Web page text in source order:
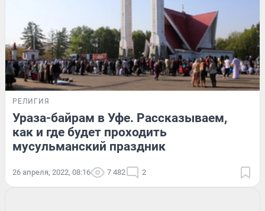
РЕЛИГИЯ
Ураза-байрам в Уфе. Рассказываем,
как и где будет проходить
мусульманский праздник
26 апреля, 2022, 08:16 7 482 2